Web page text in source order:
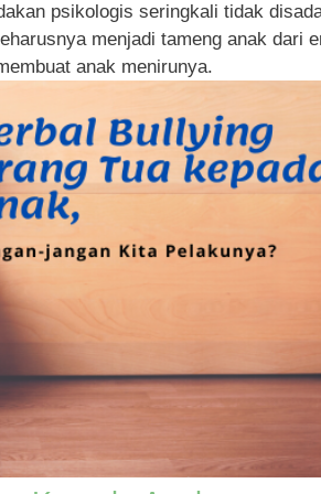
psikologis seringkali tidak
menjadi tameng anak dari
anak menirunya.